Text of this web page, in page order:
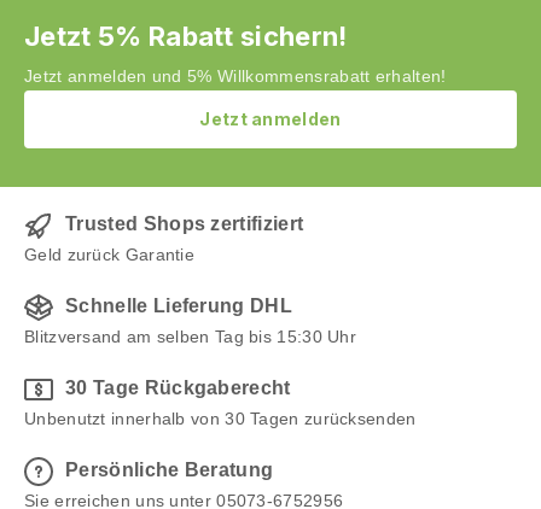
Jetzt 5% Rabatt sichern!
Jetzt anmelden und 5% Willkommensrabatt erhalten!
Jetzt anmelden
Trusted Shops zertifiziert
Geld zurück Garantie
Schnelle Lieferung DHL
Blitzversand am selben Tag bis 15:30 Uhr
30 Tage Rückgaberecht
Unbenutzt innerhalb von 30 Tagen zurücksenden
Persönliche Beratung
Sie erreichen uns unter 05073-6752956